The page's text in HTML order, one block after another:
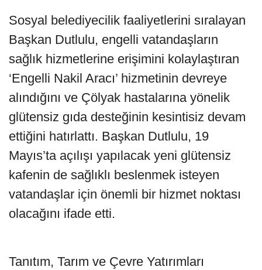
Sosyal belediyecilik faaliyetlerini sıralayan
Başkan Dutlulu, engelli vatandaşların
sağlık hizmetlerine erişimini kolaylaştıran
‘Engelli Nakil Aracı’ hizmetinin devreye
alındığını ve Çölyak hastalarına yönelik
glütensiz gıda desteğinin kesintisiz devam
ettiğini hatırlattı. Başkan Dutlulu, 19
Mayıs’ta açılışı yapılacak yeni glütensiz
kafenin de sağlıklı beslenmek isteyen
vatandaşlar için önemli bir hizmet noktası
olacağını ifade etti.
Tanıtım, Tarım ve Çevre Yatırımları